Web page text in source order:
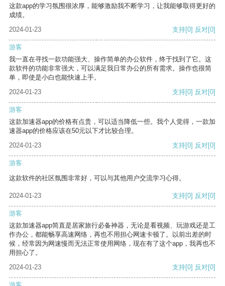
这款app的学习氛围很浓厚，能够激励我不断学习，让我能够取得更好的
成绩。
2024-01-23
支持[0] 反对[0]
游客
我一直在寻找一款功能强大、操作简单的办公软件，终于找到了它。这
款软件的功能非常强大，可以满足我日常办公的所有需求。操作也很简
单，即使是小白也能快速上手。
2024-01-23
支持[0] 反对[0]
游客
这款加速器app的价格有点贵，可以适当降低一些。我个人觉得，一款加
速器app的价格应该在50元以下才比较合理。
2024-01-23
支持[0] 反对[0]
游客
这款软件的社区氛围非常好，可以与其他用户交流学习心得。
2024-01-23 支持[0] 反对[0]
游客
这款加速器app简直是居家旅行必备神器，无论是看视频、玩游戏还是工
作办公，都能畅享高速网络，再也不用担心网速卡顿了。以前出差的时
候，经常因为网速慢而无法正常使用网络，现在有了这个app，我再也不
用担心了。
2024-01-23
支持[0] 反对[0]